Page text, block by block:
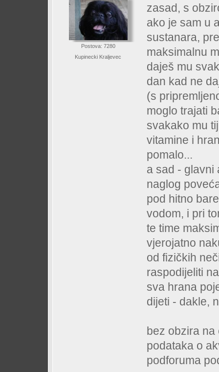
Postova: 7280
Kupinecki Kraljevec
zasad, s
ako je sam u
sustanara,
maksimalnu
daješ mu
dan kad ne
(s
moglo trajati
svakako mu
vitamine i
pomalo...
a sad - glavni
naglog
pod hitno
vodom, i pri
te time
vjerojatno
od fizičkih
raspodijeliti
sva hrana
dijeti - dakle,
bez obzira na
podataka o
podforuma